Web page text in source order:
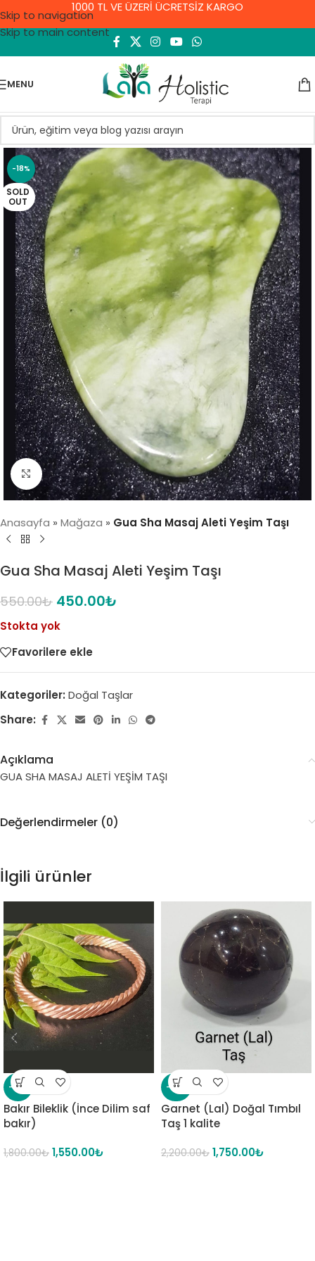
Skip to navigation
Skip to main content
1000 TL VE ÜZERİ ÜCRETSİZ KARGO
MENU
-18%
SOLD
OUT
Click to enlarge
Anasayfa » Mağaza » Gua Sha Masaj Aleti Yeşim Taşı
Gua Sha Masaj Aleti Yeşim Taşı
550.00₺ 450.00₺
Stokta yok
Favorilere ekle
Kategoriler: Doğal Taşlar
Share:
Açıklama
GUA SHA MASAJ ALETİ YEŞİM TAŞI
Değerlendirmeler (0)
İlgili ürünler
-14%
Bakır Bileklik (İnce Dilim saf
bakır)
1,800.00₺ 1,550.00₺
-20%
Garnet (Lal) Doğal Tımbıl
Taş 1 kalite
2,200.00₺ 1,750.00₺